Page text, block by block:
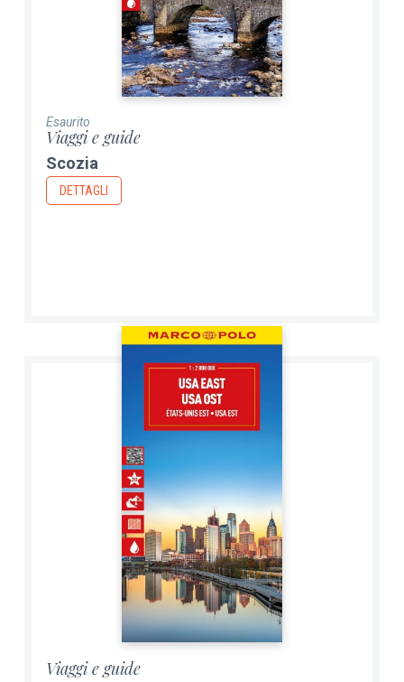
Esaurito
Viaggi e guide
Scozia
DETTAGLI
Viaggi e guide